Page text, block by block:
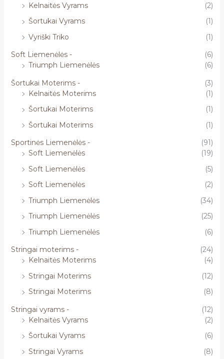
Kelnaitės Vyrams
(2)
Šortukai Vyrams
(1)
Vyriški Triko
(1)
Soft Liemenėlės -
(6)
Triumph Liemenėlės
(6)
Šortukai Moterims -
(3)
Kelnaitės Moterims
(1)
Šortukai Moterims
(1)
Šortukai Moterims
(1)
Sportinės Liemenėlės -
(91)
Soft Liemenėlės
(19)
Soft Liemenėlės
(5)
Soft Liemenėlės
(2)
Triumph Liemenėlės
(34)
Triumph Liemenėlės
(25)
Triumph Liemenėlės
(6)
Stringai moterims -
(24)
Kelnaitės Moterims
(4)
Stringai Moterims
(12)
Stringai Moterims
(8)
Stringai vyrams -
(12)
Kelnaitės Vyrams
(2)
Šortukai Vyrams
(6)
Stringai Vyrams
(8)